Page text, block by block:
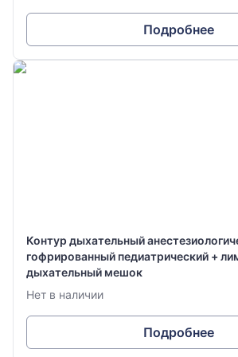
Подробнее
Контур дыхательный
гофрированный педиатрический +
дыхательный мешок
Нет в наличии
Подробнее